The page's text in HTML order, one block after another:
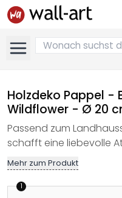
Holzdeko Pappel -
Wildflower - Ø 20
Passend zum
schafft eine liebevolle
Mehr zum Produkt
1